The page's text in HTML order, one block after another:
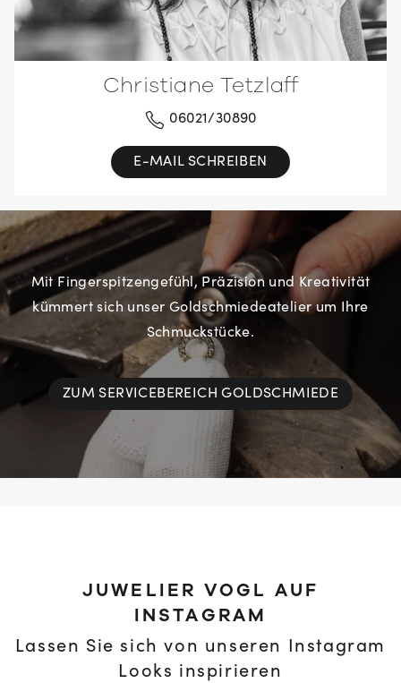
Christiane Tetzlaff
06021/30890
E-MAIL SCHREIBEN
Mit Fingerspitzengefühl, Präzision und Kreativität
kümmert sich unser Goldschmiedeatelier um Ihre
Schmuckstücke.
ZUM SERVICEBEREICH GOLDSCHMIEDE
JUWELIER VOGL AUF
INSTAGRAM
Lassen Sie sich von unseren Instagram
Looks inspirieren